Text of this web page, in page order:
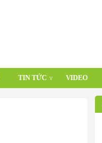
TIN TỨC VIDEO